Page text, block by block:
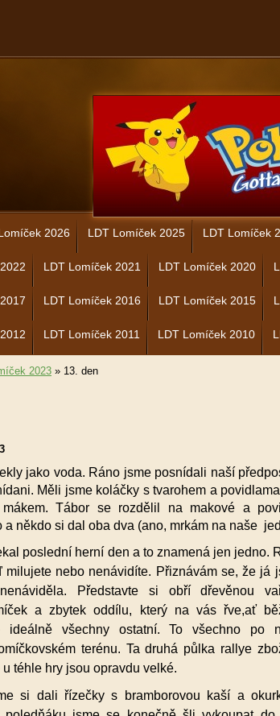
2026 LDT Lomíček 2025 LDT Lomíček
LDT Lomíček 2021 LDT Lomíček 2020
LDT Lomíček 2016 LDT Lomíček 2015
LDT Lomíček 2011 LDT Lomíček 2010
2023 » 13. den
jako voda. Ráno jsme posnídali naší
Měli jsme koláčky s tvarohem a
Tábor se rozdělil na makové a
a někdo si dal oba dva (ano, mrkám na naše
poslední herní den a to znamená jen jedno.
milujete nebo nenávidíte. Přiznávám se, že já
Představte si obří dřevěnou
a zbytek oddílu, který na vás řve,ať
ideálně všechny ostatní. To všechno po
terénu. Ta druhá půlka rallye
téhle hry jsou opravdu velké.
si dali řízečky s bramborovou kaší a